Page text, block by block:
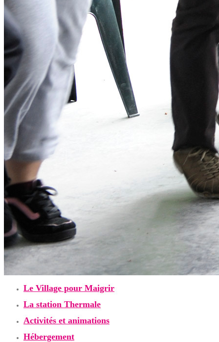
Le Village pour Maigrir
La station Thermale
Activités et animations
Hébergement